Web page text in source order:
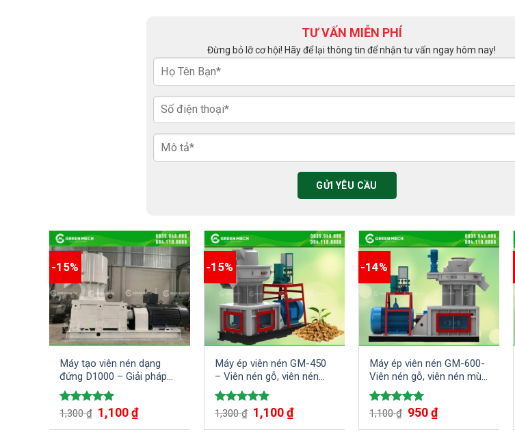
TƯ VẤN MIỄN PHÍ
Đừng bỏ lỡ cơ hội! Hãy để lại thông tin để nhận tư vấn ngay hôm nay!
-15%
Máy tạo viên nén dạng
đứng D1000 – Giải pháp
mạnh mẽ cho ngành sản
xuất viên nén gỗ
Được xếp
1,300₫ Giá
gốc
là:
1,100₫Giá
hiện
tại
-15%
Máy ép viên nén GM-450
– Viên nén gỗ, viên nén
mùn cưa, wood pellet
Được xếp
1,300₫ Giá
gốc
là:
1,100₫Giá
hiện
tại
-14%
Máy ép viên nén GM-600-
Viên nén gỗ, viên nén mùn
cưa, wood pellet
Được xếp
1,100₫ Giá
gốc
là:
950₫Giá
hiện
tại